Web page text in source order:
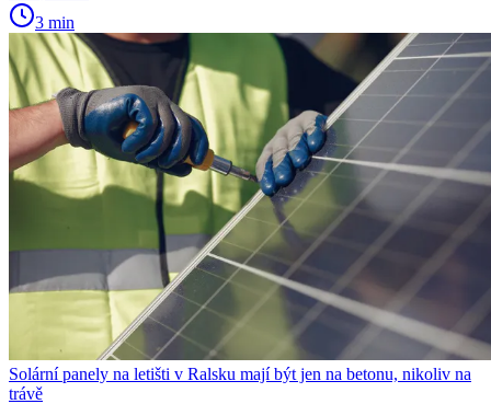
3 min
Solární panely na letišti v Ralsku mají být jen na betonu, nikoliv na
trávě